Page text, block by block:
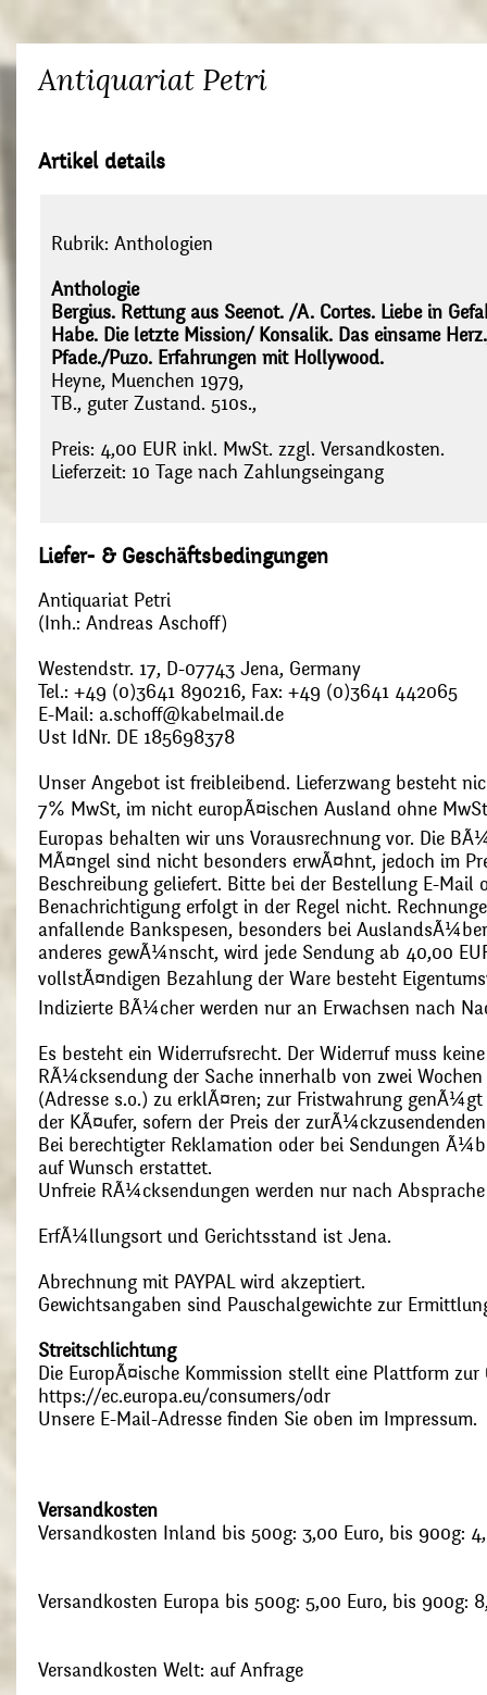
Antiquariat Petri
Artikel details
Rubrik: Anthologien
Anthologie
Bergius. Rettung aus Seenot. /A. Cortes. Liebe in
Habe. Die letzte Mission/ Konsalik. Das einsame
Pfade./Puzo. Erfahrungen mit Hollywood.
Heyne, Muenchen 1979,
TB., guter Zustand. 510s.,
Preis: 4,00 EUR inkl. MwSt. zzgl. Versandkosten.
Lieferzeit: 10 Tage nach Zahlungseingang
Liefer- & Geschäftsbedingungen
Antiquariat Petri
(Inh.: Andreas Aschoff)
Westendstr. 17, D-07743 Jena, Germany
Tel.: +49 (0)3641 890216, Fax: +49 (0)3641 442065
E-Mail: a.schoff@kabelmail.de
Ust IdNr. DE 185698378
Unser Angebot ist freibleibend. Lieferzwang besteht
7% MwSt, im nicht europÃ¤ischen Ausland ohne
Europas behalten wir uns Vorausrechnung vor. Die
MÃ¤ngel sind nicht besonders erwÃ¤hnt, jedoch im
Beschreibung geliefert. Bitte bei der Bestellung E-Mail
Benachrichtigung erfolgt in der Regel nicht.
anfallende Bankspesen, besonders bei
anderes gewÃ¼nscht, wird jede Sendung ab 40,00
vollstÃ¤ndigen Bezahlung der Ware besteht
Indizierte BÃ¼cher werden nur an Erwachsen nach
Es besteht ein Widerrufsrecht. Der Widerruf muss
RÃ¼cksendung der Sache innerhalb von zwei
(Adresse s.o.) zu erklÃ¤ren; zur Fristwahrung
der KÃ¤ufer, sofern der Preis der
Bei berechtigter Reklamation oder bei Sendungen
auf Wunsch erstattet.
Unfreie RÃ¼cksendungen werden nur nach
ErfÃ¼llungsort und Gerichtsstand ist Jena.
Abrechnung mit PAYPAL wird akzeptiert.
Gewichtsangaben sind Pauschalgewichte zur
Streitschlichtung
Die EuropÃ¤ische Kommission stellt eine Plattform
https://ec.europa.eu/consumers/odr
Unsere E-Mail-Adresse finden Sie oben im Impressum.
Versandkosten
Versandkosten Inland bis 500g: 3,00 Euro, bis 900g:
Versandkosten Europa bis 500g: 5,00 Euro, bis 900g:
Versandkosten Welt: auf Anfrage